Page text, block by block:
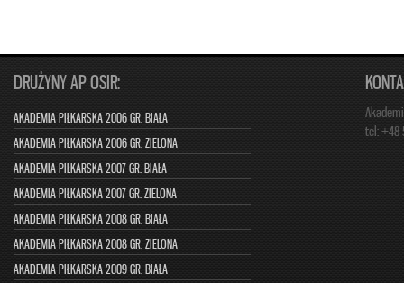
DRUŻYNY AP OSIR:
AKADEMIA PIŁKARSKA 2006 GR. BIAŁA
AKADEMIA PIŁKARSKA 2006 GR. ZIELONA
AKADEMIA PIŁKARSKA 2007 GR. BIAŁA
AKADEMIA PIŁKARSKA 2007 GR. ZIELONA
AKADEMIA PIŁKARSKA 2008 GR. BIAŁA
AKADEMIA PIŁKARSKA 2008 GR. ZIELONA
AKADEMIA PIŁKARSKA 2009 GR. BIAŁA
tel: +48